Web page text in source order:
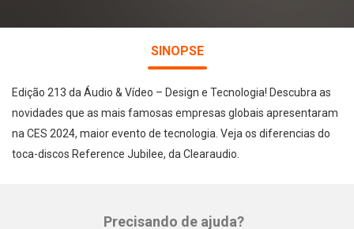
SINOPSE
Edição 213 da Áudio & Vídeo – Design e Tecnologia! Descubra as
novidades que as mais famosas empresas globais apresentaram
na CES 2024, maior evento de tecnologia. Veja os diferencias do
toca-discos Reference Jubilee, da Clearaudio.
Precisando de ajuda?
Facebook Twitter